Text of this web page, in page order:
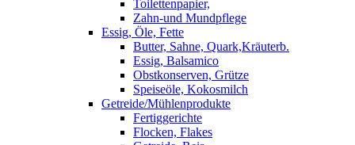
Toilettenpapier,
Zahn-und Mundpflege
Essig, Öle, Fette
Butter, Sahne, Quark,Kräuterb.
Essig, Balsamico
Obstkonserven, Grütze
Speiseöle, Kokosmilch
Getreide/Mühlenprodukte
Fertiggerichte
Flocken, Flakes